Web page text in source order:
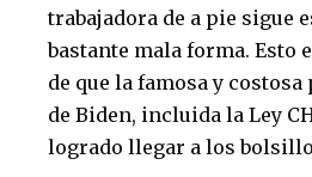
trabajadora de a pie sigue
bastante mala forma. Esto
de que la famosa y
de Biden, incluida la Ley
logrado llegar a los